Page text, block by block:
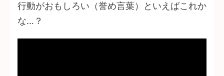
行動がおもしろい（誉め言葉）といえばこれか
な…？